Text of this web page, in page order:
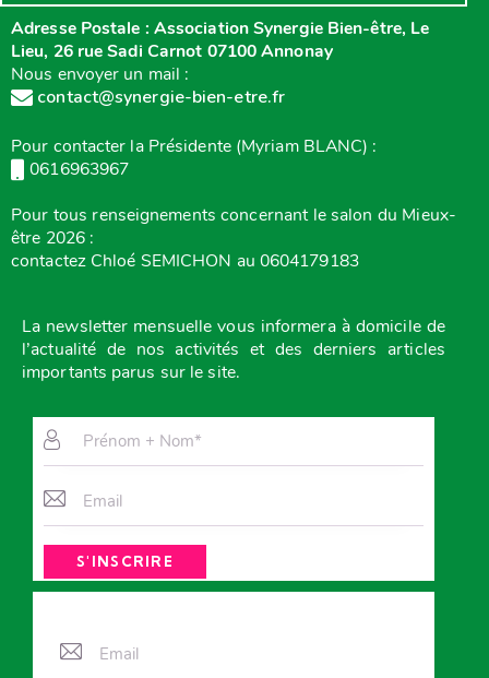
Adresse Postale : Association Synergie Bien-être, Le
Lieu, 26 rue Sadi Carnot 07100 Annonay
Nous envoyer un mail :
contact@synergie-bien-etre.fr
Pour contacter la Présidente (Myriam BLANC) :
0616963967
Pour tous renseignements concernant le salon du Mieux-
être 2026 :
contactez Chloé SEMICHON au 0604179183
La newsletter mensuelle vous informera à domicile de
l’actualité de nos activités et des derniers articles
importants parus sur le site.
A